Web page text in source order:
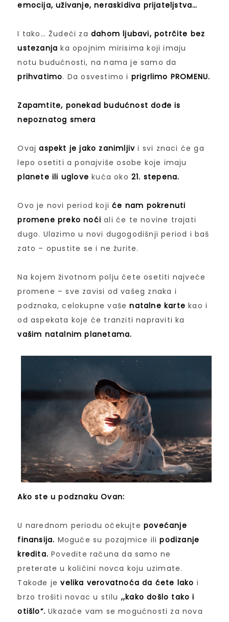
emocija, uživanje, neraskidiva prijateljstva…
I tako… Žudeći za dahom ljubavi, potrčite bez
ustezanja ka opojnim mirisima koji imaju
notu budućnosti, na nama je samo da
prihvatimo. Da osvestimo i prigrlimo PROMENU.
Zapamtite, ponekad budućnost dođe is
nepoznatog smera
Ovajaspekt je jako zanimljiv i svi znaci će ga
lepo osetiti a ponajviše osobe koje imaju
planete ili uglove kuća oko 21. stepena.
Ovo je novi period kojiće nam pokrenuti
promene preko noći ali će te novine trajati
dugo. Ulazimo u novi dugogodišnji period i baš
zato – opustite se i ne žurite.
Na kojem životnom polju ćete osetiti najveće
promene – sve zavisi od vašeg znaka i
podznaka, celokupne vašenatalne karte kao i
od aspekata koje će tranziti napraviti ka
vašim natalnim planetama.
Ako ste u podznaku Ovan:
U narednom periodu očekujtepovećanje
finansija. Moguće su pozajmice ili podizanje
kredita.Povedite računa da samo ne
preterate u količini novca koju uzimate.
Takođe jevelika verovatnoća da ćete lako i
brzo trošiti novac u stilu ,,kako došlo tako i
otišlo“. Ukazaće vam se mogućnosti za nova